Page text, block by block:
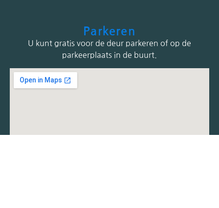
Parkeren
U kunt gratis voor de deur parkeren of op de
parkeerplaats in de buurt.